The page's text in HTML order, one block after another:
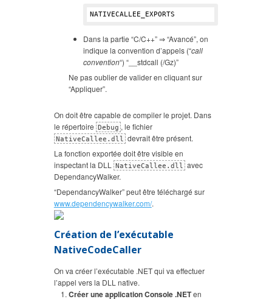
Dans la partie “C/C++” ⇒ “Avancé”, on
indique la convention d’appels (“call
convention“) “__stdcall (/Gz)”
Ne pas oublier de valider en cliquant sur
“Appliquer”.
On doit être capable de compiler le projet. Dans
le répertoire Debug , le fichier
NativeCallee.dll devrait être présent.
La fonction exportée doit être visible en
inspectant la DLL
NativeCallee.dll avec
DependancyWalker.
“DependancyWalker” peut être téléchargé sur
www.dependencywalker.com/.
Création de l’exécutable
NativeCodeCaller
On va créer l’exécutable .NET qui va effectuer
l’appel vers la DLL native.
Créer une application Console .NETen